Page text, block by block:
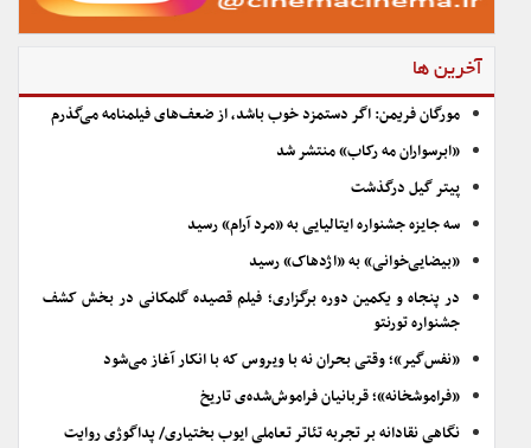
آخرین ها
مورگان فریمن: اگر دستمزد خوب باشد، از ضعف‌های فیلمنامه می‌گذرم
«ابرسواران مه رکاب» منتشر شد
پیتر گیل درگذشت
سه جایزه جشنواره ایتالیایی به «مرد آرام» رسید
«بیضایی‌خوانی» به «اژدهاک» رسید
در پنجاه و یکمین دوره برگزاری؛ فیلم قصیده گلمکانی در بخش کشف
جشنواره تورنتو
«نفس‌گیر»؛ وقتی بحران نه با ویروس که با انکار آغاز می‌شود
«فراموشخانه»؛ قربانیان فراموش‌شده‌ی تاریخ
نگاهی نقادانه بر تجربه تئاتر تعاملی ایوب بختیاری/ پداگوژی روایت